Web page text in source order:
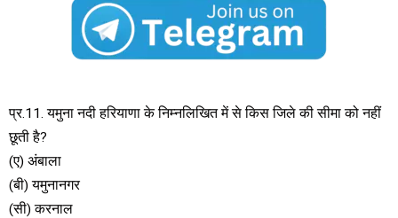
प्र.11. यमुना नदी हरियाणा के निम्नलिखित में से किस जिले की सीमा को नहीं
छूती है?
(ए) अंबाला
(बी) यमुनानगर
(सी) करनाल